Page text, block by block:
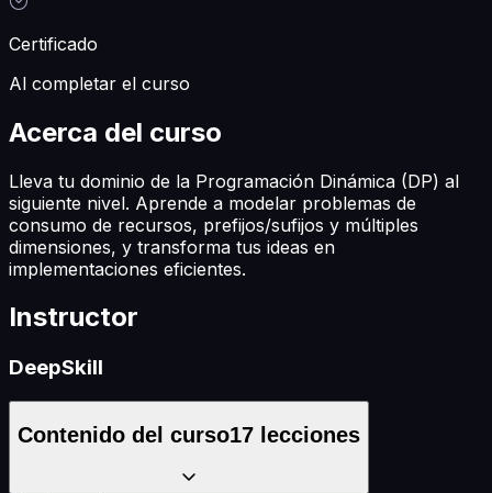
Certificado
Al completar el curso
Acerca del curso
Lleva tu dominio de la Programación Dinámica (DP) al
siguiente nivel. Aprende a modelar problemas de
consumo de recursos, prefijos/sufijos y múltiples
dimensiones, y transforma tus ideas en
implementaciones eficientes.
Instructor
DeepSkill
Contenido del curso17 lecciones